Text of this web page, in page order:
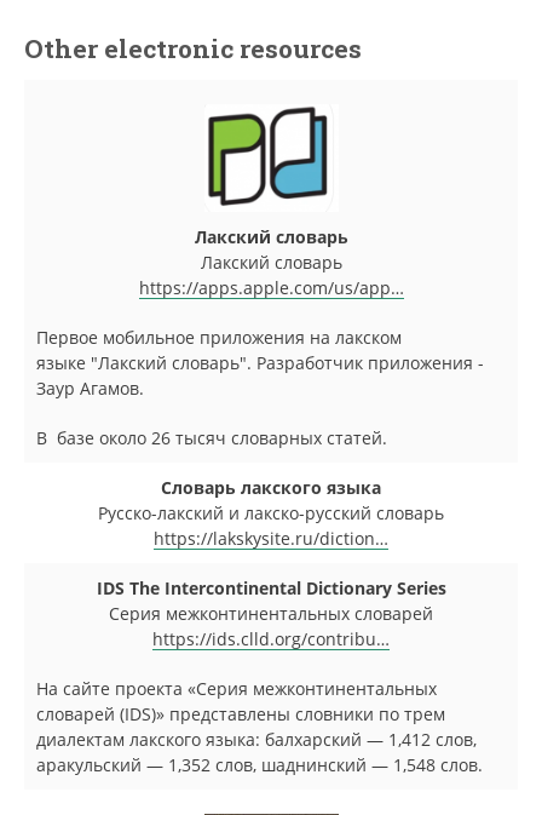
Other electronic resources
Лакский словарь
Лакский словарь
https://apps.apple.com/us/app…
Первое мобильное приложения на лакском
языке "Лакский словарь". Разработчик приложения -
Заур Агамов.
В базе около 26 тысяч словарных статей.
Словарь лакского языка
Русско-лакский и лакско-русский словарь
https://lakskysite.ru/diction…
IDS The Intercontinental Dictionary Series
Серия межконтинентальных словарей
https://ids.clld.org/contribu…
На сайте проекта «Серия межконтинентальных
словарей (IDS)» представлены словники по трем
диалектам лакского языка: балхарский — 1,412 слов,
аракульский — 1,352 слов, шаднинский — 1,548 слов.